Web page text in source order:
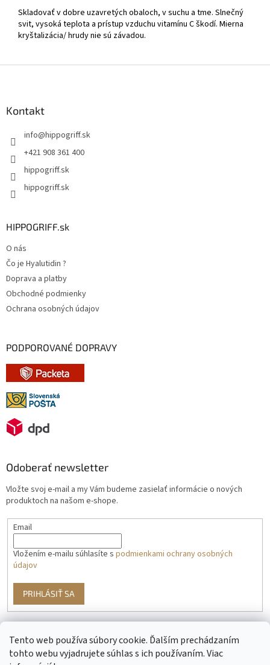
Tento web používa súbory cookie. Ďalším prechádzaním
tohto webu vyjadrujete súhlas s ich používaním. Viac
Skladovať v dobre uzavretých obaloch, v suchu a tme. Slnečný
svit, vysoká teplota a prístup vzduchu vitamínu Cškodí. Mierna
kryštalizácia/ hrudy nie sú závadou.
Kontakt
info@hippogriff.sk
+421 908 361 400
hippogriff.sk
hippogriff.sk
HIPPOGRIFF.sk
O nás
Čo je Hyalutidin ?
Doprava a platby
Obchodné podmienky
Ochrana osobných údajov
PODPOROVANÉ DOPRAVY
Odoberať newsletter
Vložte svoj e-mail a my Vám budeme zasielať informácie o nových
produktoch na našom e-shope.
Email
Vložením e-mailu súhlasíte s podmienkami ochrany osobných
údajov
PRIHLÁSIŤ SA
g